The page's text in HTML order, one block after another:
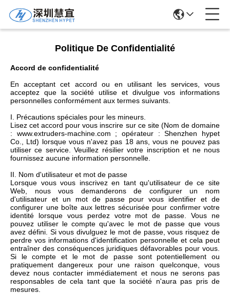
Politique De Confidentialité
Accord de confidentialité
En acceptant cet accord ou en utilisant les services, vous
acceptez que la société utilise et divulgue vos informations
personnelles conformément aux termes suivants.
I. Précautions spéciales pour les mineurs.
Lisez cet accord pour vous inscrire sur ce site (Nom de domaine
: www.extruders-machine.com ; opérateur : Shenzhen hypet
Co., Ltd) lorsque vous n'avez pas 18 ans, vous ne pouvez pas
utiliser ce service. Veuillez résilier votre inscription et ne nous
fournissez aucune information personnelle.
II. Nom d'utilisateur et mot de passe
Lorsque vous vous inscrivez en tant qu'utilisateur de ce site
Web, nous vous demanderons de configurer un nom
d'utilisateur et un mot de passe pour vous identifier et de
configurer une boîte aux lettres sécurisée pour confirmer votre
identité lorsque vous perdez votre mot de passe. Vous ne
pouvez utiliser le compte qu'avec le mot de passe que vous
avez défini. Si vous divulguez le mot de passe, vous risquez de
perdre vos informations d'identification personnelle et cela peut
entraîner des conséquences juridiques défavorables pour vous.
Si le compte et le mot de passe sont potentiellement ou
pratiquement dangereux pour une raison quelconque, vous
devez nous contacter immédiatement et nous ne serons pas
responsables de cela tant que la société n'aura pas pris de
mesures.